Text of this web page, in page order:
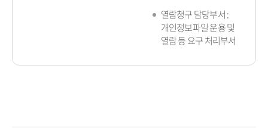
열람청구 담당부서 :
개인정보파일 운용 및
열람 등 요구 처리부서